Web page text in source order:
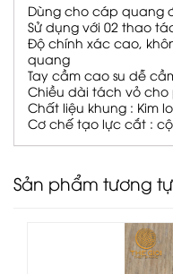
Dùng cho cáp quang
Sử dụng với 02 thao
Độ chính xác cao,
quang
Tay cầm cao su dễ
Chiều dài tách vỏ cho
Chất liệu khung : Kim
Cơ chế tạo lực cắt :
Sản phẩm tương tự